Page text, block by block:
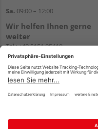
Sa. 09:00 – 12:00
Wir helfen Ihnen gerne
weiter
Tel.:+49 5151 95410
E-Mail:shop@holzland-koenig.de
Impressum AGB